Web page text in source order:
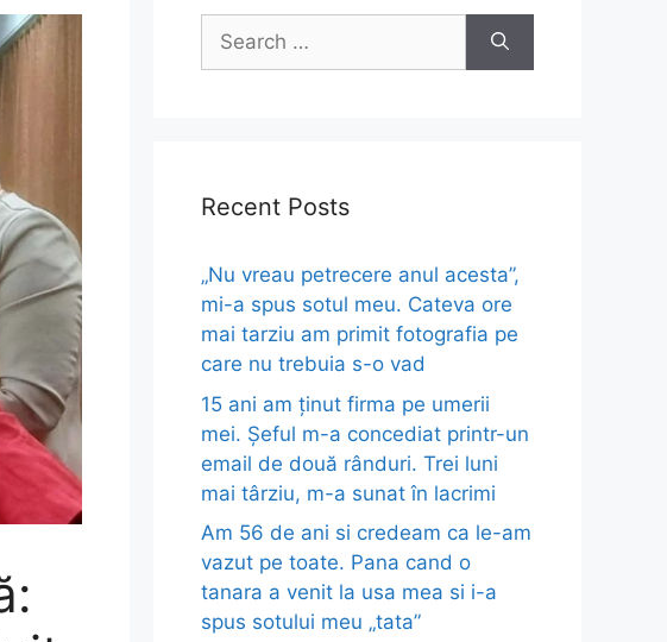
Search
for:
Recent Posts
„Nu vreau petrecere anul acesta”,
mi-a spus sotul meu. Cateva ore
mai tarziu am primit fotografia pe
care nu trebuia s-o vad
15 ani am ținut firma pe umerii
mei. Șeful m-a concediat printr-un
email de două rânduri. Trei luni
mai târziu, m-a sunat în lacrimi
Am 56 de ani si credeam ca le-am
vazut pe toate. Pana cand o
tanara a venit la usa mea si i-a
spus sotului meu „tata”